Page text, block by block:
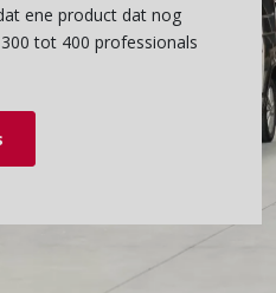
ene product dat nog
tot 400 professionals